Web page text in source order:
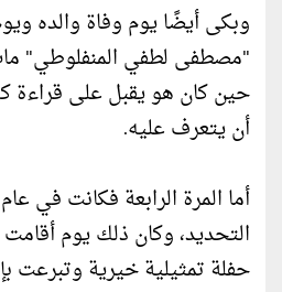
وبكى أيضًا يوم وفاة والده
"مصطفى لطفي المنفلوطي"
حين كان هو يقبل على قراءة
أن يتعرف عليه.
التحديد، وكان ذلك يوم
حفلة تمثيلية خيرية وتبرعت